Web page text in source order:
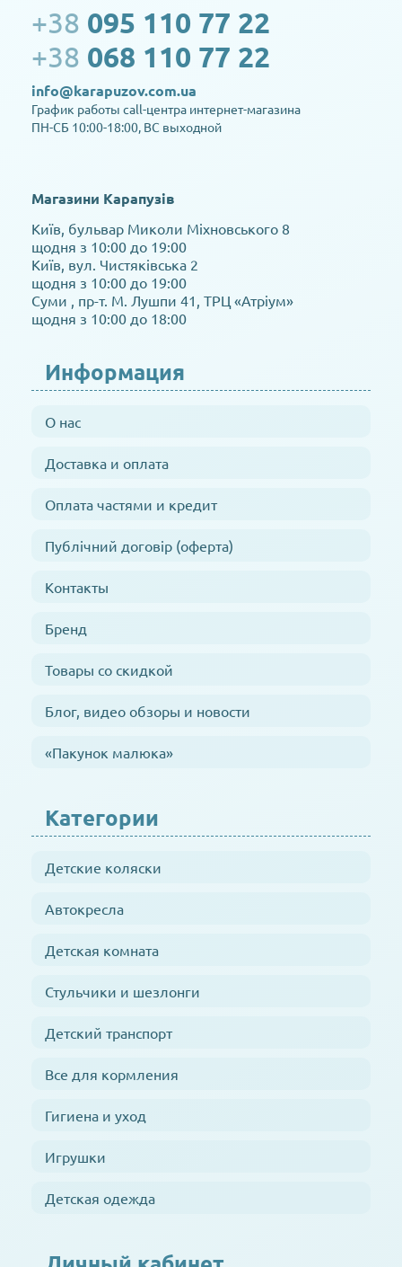
+38 095 110 77 22
+38 068 110 77 22
info@karapuzov.com.ua
График работы call-центра интернет-магазина
ПН-СБ 10:00-18:00, ВС выходной
Магазини Карапузів
Київ, бульвар Миколи Міхновського 8
щодня з 10:00 до 19:00
Київ, вул. Чистяківська 2
щодня з 10:00 до 19:00
Суми , пр-т. М. Лушпи 41, ТРЦ «Атріум»
щодня з 10:00 до 18:00
Информация
О нас
Доставка и оплата
Оплата частями и кредит
Публічний договір (оферта)
Контакты
Бренд
Товары со скидкой
Блог, видео обзоры и новости
«Пакунок малюка»
Категории
Детские коляски
Автокресла
Детская комната
Стульчики и шезлонги
Детский транспорт
Все для кормления
Гигиена и уход
Игрушки
Детская одежда